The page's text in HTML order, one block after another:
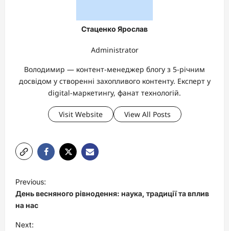
Стаценко Ярослав
Administrator
Володимир — контент-менеджер блогу з 5-річним
досвідом у створенні захопливого контенту. Експерт у
digital-маркетингу, фанат технологій.
Visit Website View All Posts
o
s
t
Previous:
День весняного рівнодення: наука, традиції та вплив
на нас
Next: